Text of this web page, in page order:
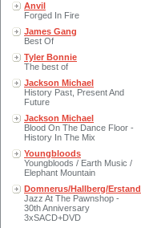
Anvil
Forged In Fire
James Gang
Best Of
Tyler Bonnie
The best of
Jackson Michael
History Past, Present And
Future
Jackson Michael
Blood On The Dance Floor -
History In The Mix
Youngbloods
Youngbloods / Earth Music /
Elephant Mountain
Domnerus/Hallberg/Erstand
Jazz At The Pawnshop -
30th Anniversary
3xSACD+DVD